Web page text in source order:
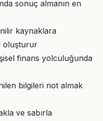
sonuç almanın en
kaynaklara
oluşturur
finans yolculuğunda
bilgileri not almak
ve sabırla